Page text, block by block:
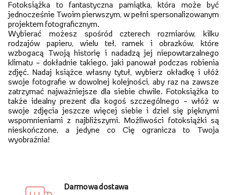
Fotoksiążka to fantastyczna pamiątka, która może być
jednocześnie Twoim pierwszym, w pełni spersonalizowanym
projektem fotograficznym.
Wybierać możesz spośród czterech rozmiarów, kilku
rodzajów papieru, wielu teł, ramek i obrazków, które
wzbogacą Twoją historię i nadadzą jej niepowtarzalnego
klimatu – dokładnie takiego, jaki panował podczas robienia
zdjęć. Nadaj książce własny tytuł, wybierz okładkę i ułóż
swoje fotografie w dowolnej kolejności, aby raz na zawsze
zatrzymać najważniejsze dla siebie chwile. Fotoksiążka to
także idealny prezent dla kogoś szczególnego – włóż w
swoje zdjęcia jeszcze więcej siebie i dziel się pięknymi
wspomnieniami z najbliższymi. Możliwości fotoksiążki są
nieskończone, a jedyne co Cię ogranicza to Twoja
wyobraźnia!
Darmowa dostawa